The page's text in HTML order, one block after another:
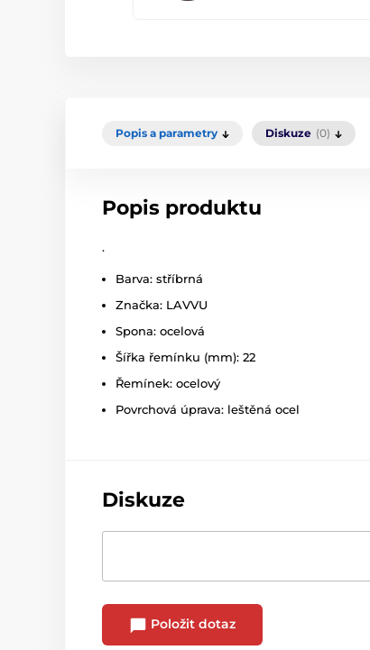
Popis a parametry Diskuze (0)
Popis produktu
.
Barva: stříbrná
Značka: LAVVU
Spona: ocelová
Šířka řemínku (mm): 22
Řemínek: ocelový
Povrchová úprava: leštěná ocel
Diskuze
Položit dotaz